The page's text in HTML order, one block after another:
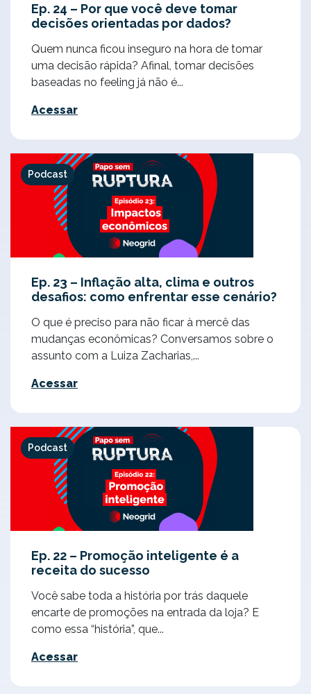
Ep. 24 – Por que você deve tomar
decisões orientadas por dados?
Quem nunca ficou inseguro na hora de tomar
uma decisão rápida? Afinal, tomar decisões
baseadas no feeling já não é...
Acessar
Podcast
Ep. 23 – Inflação alta, clima e outros
desafios: como enfrentar esse cenário?
O que é preciso para não ficar à mercê das
mudanças econômicas? Conversamos sobre o
assunto com a Luiza Zacharias,...
Acessar
Podcast
Ep. 22 – Promoção inteligente é a
receita do sucesso
Você sabe toda a história por trás daquele
encarte de promoções na entrada da loja? E
como essa “história”, que...
Acessar